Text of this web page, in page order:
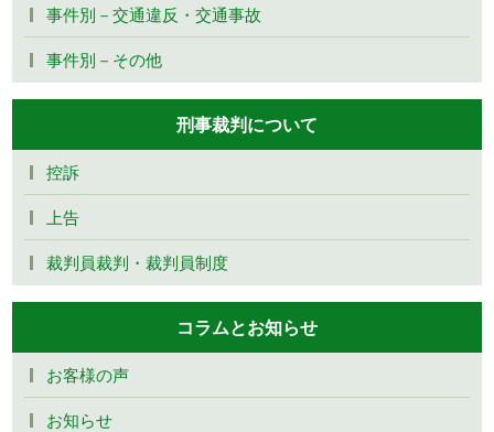
事件別－交通違反・交通事故
事件別－その他
刑事裁判について
控訴
上告
裁判員裁判・裁判員制度
コラムとお知らせ
お客様の声
お知らせ